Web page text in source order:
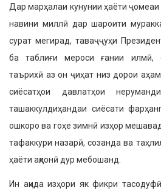
Дар марҳалаи кунунии ҳаёти ҷомеаи
навини миллӣ дар шароити
сурат мегирад, таваҷҷуҳи
ба таблиғи мероси ғании илмӣ,
таърихӣ аз он ҷиҳат низ дорои
сиёсатҳои давлатҳои
ташаккулдиҳандаи сиёсати
ошкоро ва гоҳе зимнӣ изҳор
тафаккури назарӣ, созанда ва
ҳаёти ақлонӣ дур мебошанд.
Ин ақида изҳори як фикри